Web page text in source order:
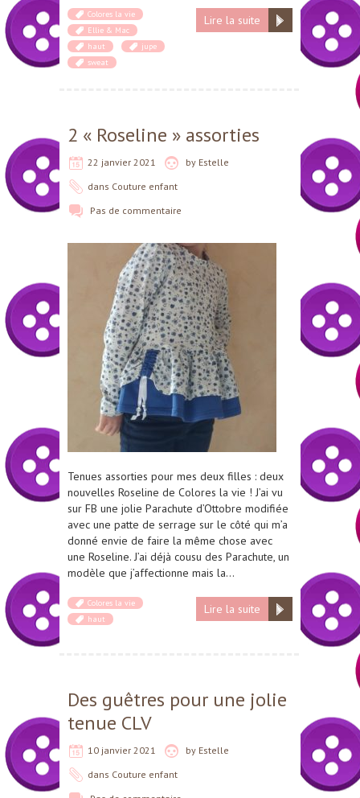
Lire la suite
Colores la vie
Ellie & Mac
haut
jupe
sweat
2 « Roseline » assorties
22 janvier 2021 by Estelle
dans Couture enfant
Pas de commentaire
Tenues assorties pour mes deux filles : deux
nouvelles Roseline de Colores la vie ! J’ai vu
sur FB une jolie Parachute d’Ottobre modifiée
avec une patte de serrage sur le côté qui m’a
donné envie de faire la même chose avec
une Roseline. J’ai déjà cousu des Parachute, un
modèle que j’affectionne mais la…
Lire la suite
Colores la vie
haut
Des guêtres pour une jolie
tenue CLV
10 janvier 2021 by Estelle
dans Couture enfant